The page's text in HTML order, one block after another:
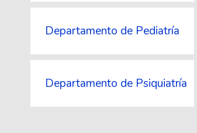
Departamento de Pediatría
Departamento de Psiquiatría